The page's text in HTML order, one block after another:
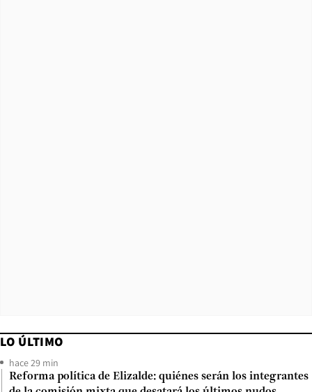
LO ÚLTIMO
hace 29 min
Reforma política de Elizalde: quiénes serán los integrantes